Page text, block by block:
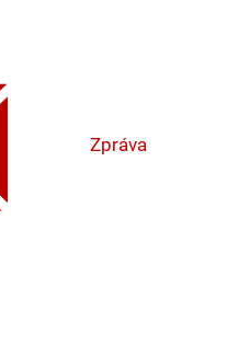
Zpráva